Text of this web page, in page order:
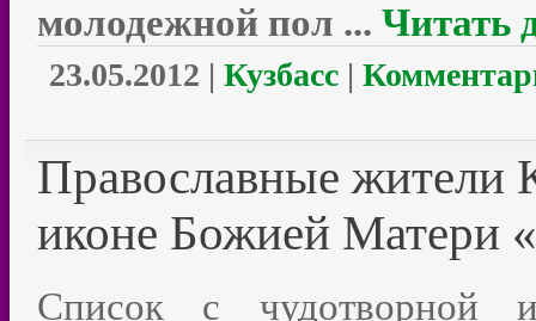
молодежной пол ... Читать
23.05.2012 | Кузбасс |
Православные жители
иконе Божией Матери
Список с чудотворной